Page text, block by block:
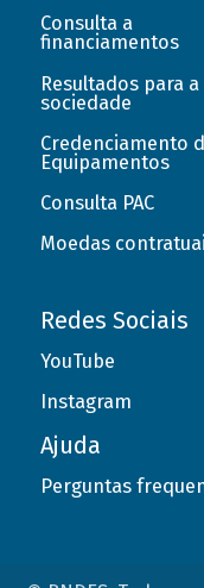
Consulta a
financiamentos
Resultados para a
sociedade
Credenciamento
Equipamentos
Consulta PAC
Moedas
Redes Sociais
YouTube
Instagram
Ajuda
Perguntas